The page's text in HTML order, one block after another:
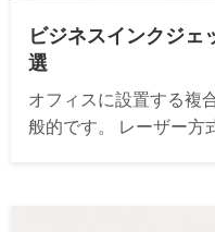
ビジネスインクジェ
選
オフィスに設置する複
般的です。 レーザー方